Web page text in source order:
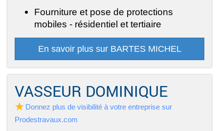
Fourniture et pose de protections
mobiles - résidentiel et tertiaire
En savoir plus sur BARTES MICHEL
VASSEUR DOMINIQUE
Donnez plus de visibilité à votre entreprise sur
Prodestravaux.com